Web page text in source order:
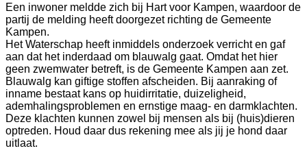
Een inwoner meldde zich bij Hart voor Kampen, waardoor de
partij de melding heeft doorgezet richting de Gemeente
Kampen.
Het Waterschap heeft inmiddels onderzoek verricht en gaf
aan dat het inderdaad om blauwalg gaat. Omdat het hier
geen zwemwater betreft, is de Gemeente Kampen aan zet.
Blauwalg kan giftige stoffen afscheiden. Bij aanraking of
inname bestaat kans op huidirritatie, duizeligheid,
ademhalingsproblemen en ernstige maag- en darmklachten.
Deze klachten kunnen zowel bij mensen als bij (huis)dieren
optreden. Houd daar dus rekening mee als jij je hond daar
uitlaat.